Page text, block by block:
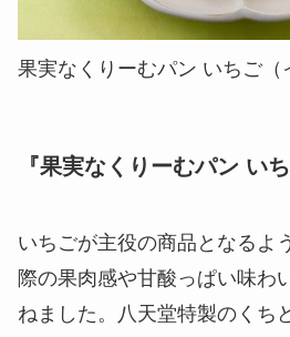
果実なくりーむパン いちご（
『果実なくりーむパン い
いちごが主役の商品となるよ
際の果肉感や甘酸っぱい味わ
ねました。八天堂特製のくち